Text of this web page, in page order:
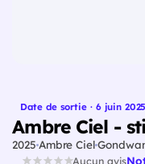
Date de sortie · 6 juin 2025
Ambre Ciel -
2025 Ambre Ciel
Aucun avis